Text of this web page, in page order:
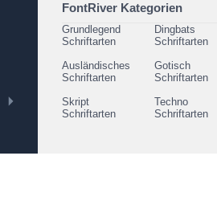
FontRiver Kategorien
Grundlegend
Schriftarten
Dingbats
Schriftarten
Ausländisches
Schriftarten
Gotisch
Schriftarten
Skript
Schriftarten
Techno
Schriftarten